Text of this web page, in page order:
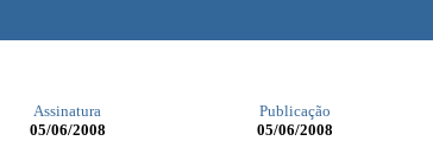
Assinatura Publicação
05/06/2008 05/06/2008